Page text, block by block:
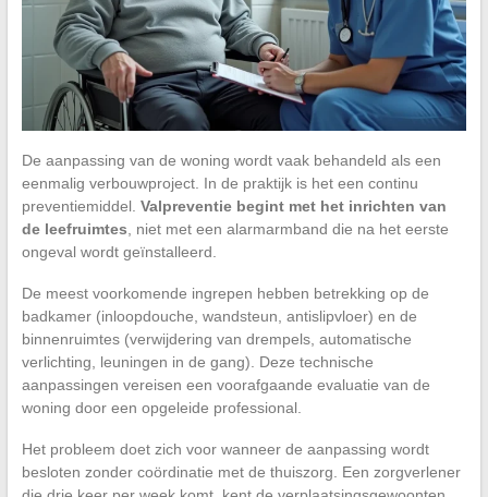
De aanpassing van de woning wordt vaak behandeld als een
eenmalig verbouwproject. In de praktijk is het een continu
preventiemiddel. Valpreventie begint met het inrichten van
de leefruimtes, niet met een alarmarmband die na het eerste
ongeval wordt geïnstalleerd.
De meest voorkomende ingrepen hebben betrekking op de
badkamer (inloopdouche, wandsteun, antislipvloer) en de
binnenruimtes (verwijdering van drempels, automatische
verlichting, leuningen in de gang). Deze technische
aanpassingen vereisen een voorafgaande evaluatie van de
woning door een opgeleide professional.
Het probleem doet zich voor wanneer de aanpassing wordt
besloten zonder coördinatie met de thuiszorg. Een zorgverlener